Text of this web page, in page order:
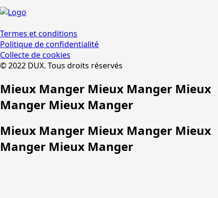
Termes et conditions
Politique de confidentialité
Collecte de cookies
© 2022 DUX. Tous droits réservés
Mieux Manger Mieux Manger Mieux
Manger Mieux Manger
Mieux Manger Mieux Manger Mieux
Manger Mieux Manger